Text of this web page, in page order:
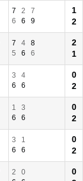
7 2
7
6
6 9
1
2
7 4
8
5
6 6
2
1
3
4
6
6
0
2
1
3
6
6
0
2
3
1
6
6
0
2
2
0
0